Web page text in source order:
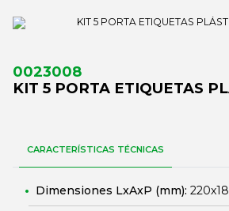
0023008
KIT 5 PORTA ETIQUETAS
CARACTERÍSTICAS TÉCNICAS
Dimensiones LxAxP (mm): 220x18